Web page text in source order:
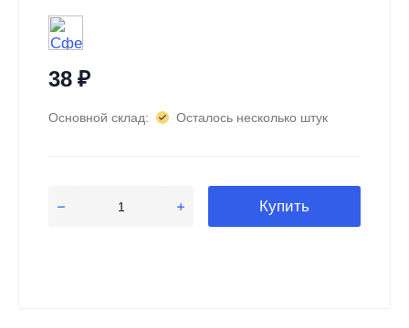
38₽
Основной склад: Осталось несколько штук
Купить